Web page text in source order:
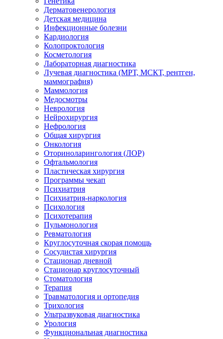
Дерматовенерология
Детская медицина
Инфекционные болезни
Кардиология
Колопроктология
Косметология
Лабораторная диагностика
Лучевая диагностика (МРТ, МСКТ, рентген,
маммография)
Маммология
Медосмотры
Неврология
Нейрохирургия
Нефрология
Общая хирургия
Онкология
Оториноларингология (ЛОР)
Офтальмология
Пластическая хирургия
Программы чекап
Психиатрия
Психиатрия-наркология
Психология
Психотерапия
Пульмонология
Ревматология
Круглосуточная скорая помощь
Сосудистая хирургия
Стационар дневной
Стационар круглосуточный
Стоматология
Терапия
Травматология и ортопедия
Трихология
Ультразвуковая диагностика
Урология
Функциональная диагностика